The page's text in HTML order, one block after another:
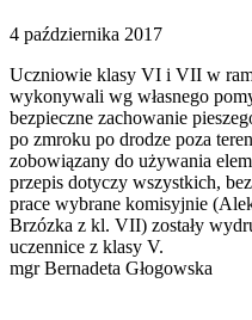
4 października 2017
Uczniowie klasy VI i VII w
wykonywali wg własnego
bezpieczne zachowanie
po zmroku po drodze poza
zobowiązany do używania
przepis dotyczy wszystkich,
prace wybrane komisyjnie
Brzózka z kl. VII) zostały
uczennice z klasy V.
mgr Bernadeta Głogowska